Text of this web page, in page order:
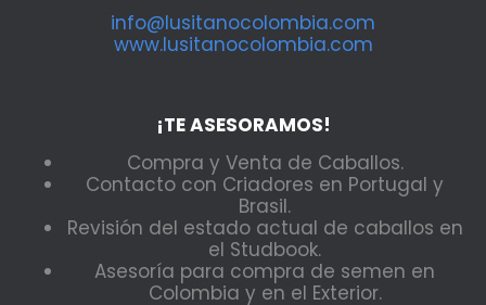
info@lusitanocolombia.com
www.lusitanocolombia.com
¡TE ASESORAMOS!
Compra y Venta de Caballos.
Contacto con Criadores en Portugal y
Brasil.
Revisión del estado actual de caballos en
el Studbook.
Asesoría para compra de semen en
Colombia y en el Exterior.